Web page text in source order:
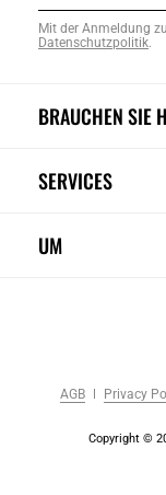
BRAUCHEN SIE
SERVICES
UM
Mit der Anmeldung
Datenschutzpolitik.
AGB Privacy
Copyright ©